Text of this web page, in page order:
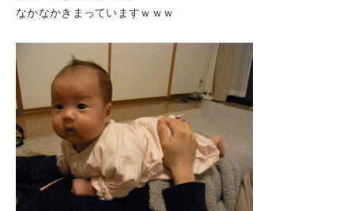
なかなかきまっていますｗｗｗ